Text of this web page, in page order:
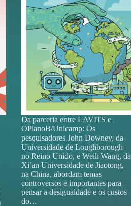
Da parceria entre LAVITS e
OPlanoB/Unicamp: Os
pesquisadores John Downey, da
Universidade de Loughborough
no Reino Unido, e Weili Wang, da
Xi’an Universidade de Jiaotong,
na China, abordam temas
controversos e importantes para
pensar a desigualdade e os custos
do…